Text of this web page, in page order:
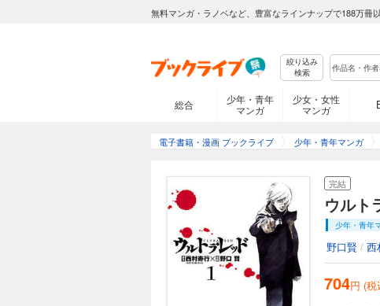
無料マンガ・ラノベなど、豊富なラインナップで188万冊
絞り込み
検索
総合
少年・青年
マンガ
少女・女性
マンガ
電子書籍・漫画 ブックライブ 少年・青年マンガ
完結
ウル
少年・青年
野口賢 / 西
704円 (税